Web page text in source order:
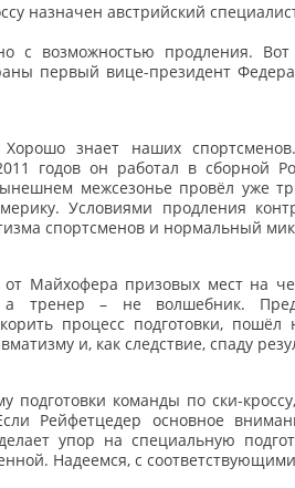
назначен австрийский
с возможностью продления. Вот
первый вице-президент
знает наших
годов он работал в сборной
межсезонье провёл уже
Условиями продления
спортсменов и нормальный
от Майхофера призовых мест на
а тренер – не волшебник.
процесс подготовки,
и, как следствие, спаду
команды по ски-
Рейфетцедер основное
упор на специальную
Надеемся, с